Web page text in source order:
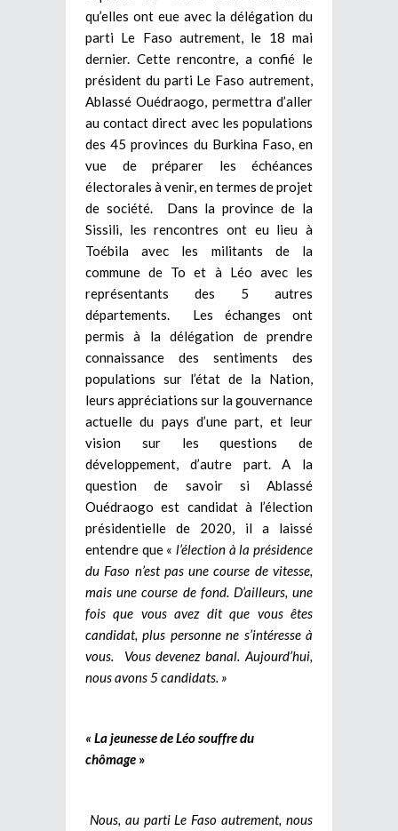
qu’elles ont eue avec la délégation du
parti Le Faso autrement, le 18 mai
dernier. Cette rencontre, a confié le
président du parti Le Faso autrement,
Ablassé Ouédraogo, permettra d’aller
au contact direct avec les populations
des 45 provinces du Burkina Faso, en
vue de préparer les échéances
électorales à venir, en termes de projet
de société. Dans la province de la
Sissili, les rencontres ont eu lieu à
Toébila avec les militants de la
commune de To et à Léo avec les
représentants des 5 autres
départements. Les échanges ont
permis à la délégation de prendre
connaissance des sentiments des
populations sur l’état de la Nation,
leurs appréciations sur la gouvernance
actuelle du pays d’une part, et leur
vision sur les questions de
développement, d’autre part. A la
question de savoir si Ablassé
Ouédraogo est candidat à l’élection
présidentielle de 2020, il a laissé
entendre que « l’élection à la présidence
du Faso n’est pas une course de vitesse,
mais une course de fond. D’ailleurs, une
fois que vous avez dit que vous êtes
candidat, plus personne ne s’intéresse à
vous. Vous devenez banal. Aujourd’hui,
nous avons 5 candidats. »
« La jeunesse de Léo souffre du
chômage »
Nous, au parti Le Faso autrement, nous